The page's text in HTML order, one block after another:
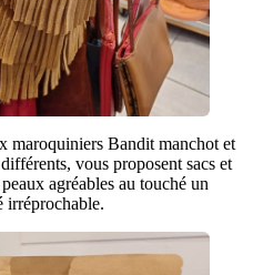
maroquiniers Bandit manchot et
vous proposent sacs et
agréables au touché un
irréprochable.